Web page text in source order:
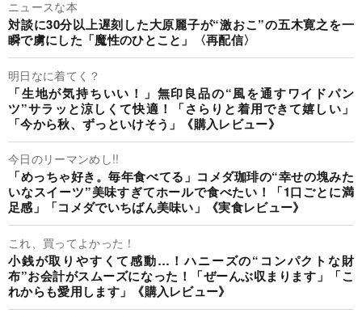
ニュースな本
対談に30分以上遅刻した大原麗子が“激おこ”の五木寛之を一
瞬で虜にした「魔性のひとこと」〈再配信〉
明日なに着てく？
「生地が気持ちいい！」無印良品の“風を通すワイドパン
ツ”サラッと涼しくて快適！「さらりと着用できて嬉しい」
「今から秋、ずっといけそう」《購入レビュー》
今日のリーマンめし!!
「めっちゃ好き。毎年食べてる」コメダ珈琲の“幸せの塊みた
いなスイーツ”美味すぎてホールで食べたい！「1口ごとに満
足感」「コメダでいちばん美味い」《実食レビュー》
これ、買ってよかった！
小銭が取りやすくて感動…！ハニーズの“コンパクトな財
布”お会計がスムーズになった！「ぜーんぶ収まります」「こ
れからも愛用します」《購入レビュー》